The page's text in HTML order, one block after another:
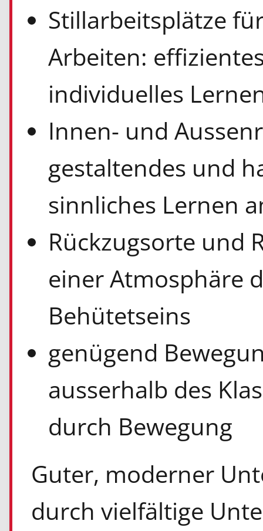
Stillarbeitsplätze
Arbeiten:
individuelles
Innen- und
gestaltendes und
sinnliches Lernen
Rückzugsorte und
einer Atmosphäre
Behütetseins
genügend
ausserhalb des
durch Bewegung
Guter, moderner
durch vielfältige